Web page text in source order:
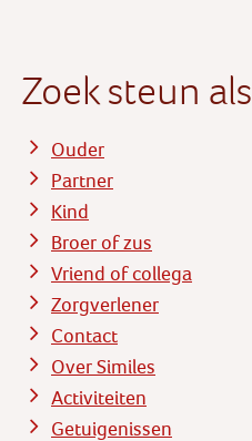
Zoek steun als
Ouder
Partner
Kind
Broer of zus
Vriend of collega
Zorgverlener
Contact
Over Similes
Activiteiten
Getuigenissen